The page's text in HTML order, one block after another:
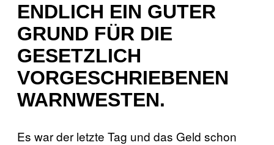
ENDLICH EIN GUTER
GRUND FÜR DIE
GESETZLICH
VORGESCHRIEBENEN
WARNWESTEN.
Es war der letzte Tag und das Geld schon